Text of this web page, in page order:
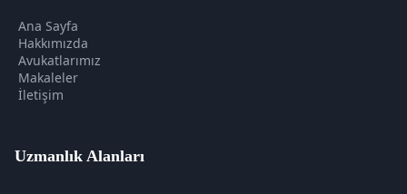
Ana Sayfa
Hakkımızda
Avukatlarımız
Makaleler
İletişim
Uzmanlık Alanları